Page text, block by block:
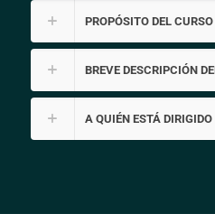
PROPÓSITO DEL CURSO
BREVE DESCRIPCIÓN
A QUIÉN ESTÁ DIRIGIDO